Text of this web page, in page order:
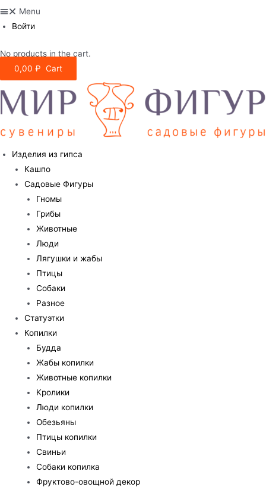
Menu
Войти
No products in the cart.
0,00 ₽ Cart
Изделия из гипса
Кашпо
Садовые Фигуры
Гномы
Грибы
Животные
Люди
Лягушки и жабы
Птицы
Собаки
Разное
Статуэтки
Копилки
Будда
Жабы копилки
Животные копилки
Кролики
Люди копилки
Обезьяны
Птицы копилки
Свиньи
Собаки копилка
Фруктово-овощной декор